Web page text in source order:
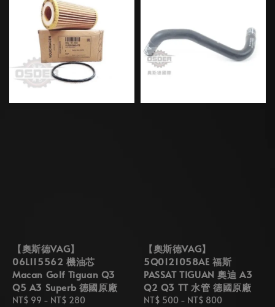
【奧斯德VAG】
06L115562 機油芯
Macan Golf Tiguan Q3
Q5 A3 Superb 德國原廠
Regular
NT$ 99 - NT$ 280
【奧斯德VAG】
5Q0121058AE 福斯
PASSAT TIGUAN 奧迪 A3
Q2 Q3 TT 水管 德國原廠
Regular
NT$ 500 - NT$ 800